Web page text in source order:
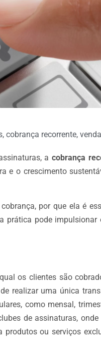
, cobrança recorrente,
acobrança
e o crescimento
por que ela é
prática pode impulsionar
os clientes são
realizar uma única
como mensal,
de assinaturas,
ou serviços